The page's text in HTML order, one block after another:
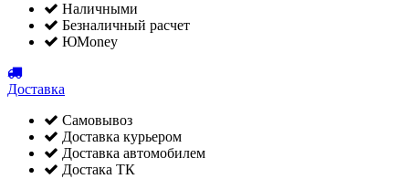
Наличными
Безналичный расчет
ЮMoney
Доставка
Самовывоз
Доставка курьером
Доставка автомобилем
Достака ТК